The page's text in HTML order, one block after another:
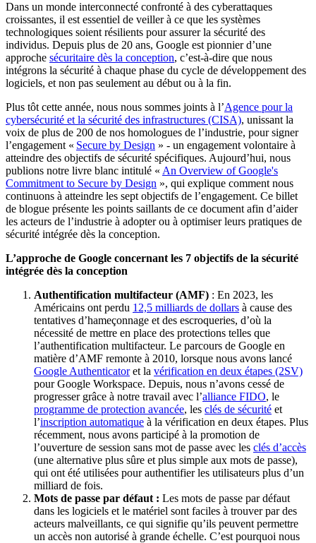
Dans un monde interconnecté confronté à des cyberattaques
croissantes, il est essentiel de veiller à ce que les systèmes
technologiques soient résilients pour assurer la sécurité des
individus. Depuis plus de 20 ans, Google est pionnier d’une
approche sécuritaire dès la conception, c’est-à-dire que nous
intégrons la sécurité à chaque phase du cycle de développement des
logiciels, et non pas seulement au début ou à la fin.
Plus tôt cette année, nous nous sommes joints à l’Agence pour la
cybersécurité et la sécurité des infrastructures (CISA), unissant la
voix de plus de 200 de nos homologues de l’industrie, pour signer
l’engagement « Secure by Design » - un engagement volontaire à
atteindre des objectifs de sécurité spécifiques. Aujourd’hui, nous
publions notre livre blanc intitulé « An Overview of Google's
Commitment to Secure by Design », qui explique comment nous
continuons à atteindre les sept objectifs de l’engagement. Ce billet
de blogue présente les points saillants de ce document afin d’aider
les acteurs de l’industrie à adopter ou à optimiser leurs pratiques de
sécurité intégrée dès la conception.
L’approche de Google concernant les 7 objectifs de la sécurité
intégrée dès la conception
Authentification multifacteur (AMF) : En 2023, les
Américains ont perdu 12,5 milliards de dollars à cause des
tentatives d’hameçonnage et des escroqueries, d’où la
nécessité de mettre en place des protections telles que
l’authentification multifacteur. Le parcours de Google en
matière d’AMF remonte à 2010, lorsque nous avons lancé
Google Authenticatoret la vérification en deux étapes (2SV)
pour Google Workspace. Depuis, nous n’avons cessé de
progresser grâce à notre travail avec l’alliance FIDO, le
programme de protection avancée, les clés de sécurité et
l’inscription automatique à la vérification en deux étapes. Plus
récemment, nous avons participé à la promotion de
l’ouverture de session sans mot de passe avec les clés d’accès
(une alternative plus sûre et plus simple aux mots de passe),
qui ont été utilisées pour authentifier les utilisateurs plus d’un
milliard de fois.
Mots de passe par défaut : Les mots de passe par défaut
dans les logiciels et le matériel sont faciles à trouver par des
acteurs malveillants, ce qui signifie qu’ils peuvent permettre
un accès non autorisé à grande échelle. C’est pourquoi nous